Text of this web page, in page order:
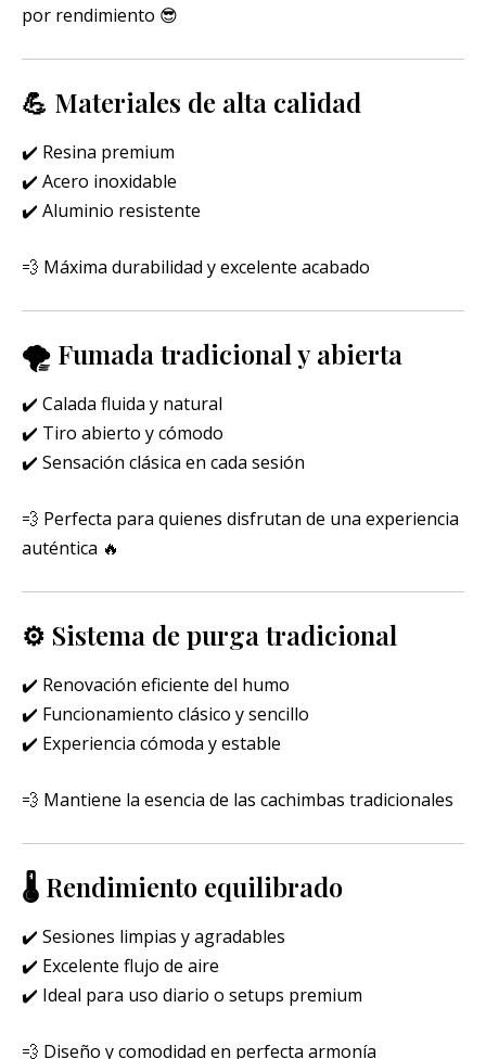
por rendimiento 😎
💪 Materiales de alta calidad
✔️ Resina premium
✔️ Acero inoxidable
✔️ Aluminio resistente
💨 Máxima durabilidad y excelente acabado
🌪️ Fumada tradicional y abierta
✔️ Calada fluida y natural
✔️ Tiro abierto y cómodo
✔️ Sensación clásica en cada sesión
💨 Perfecta para quienes disfrutan de una experiencia
auténtica 🔥
⚙️ Sistema de purga tradicional
✔️ Renovación eficiente del humo
✔️ Funcionamiento clásico y sencillo
✔️ Experiencia cómoda y estable
💨 Mantiene la esencia de las cachimbas tradicionales
🌡️ Rendimiento equilibrado
✔️ Sesiones limpias y agradables
✔️ Excelente flujo de aire
✔️ Ideal para uso diario o setups premium
💨 Diseño y comodidad en perfecta armonía